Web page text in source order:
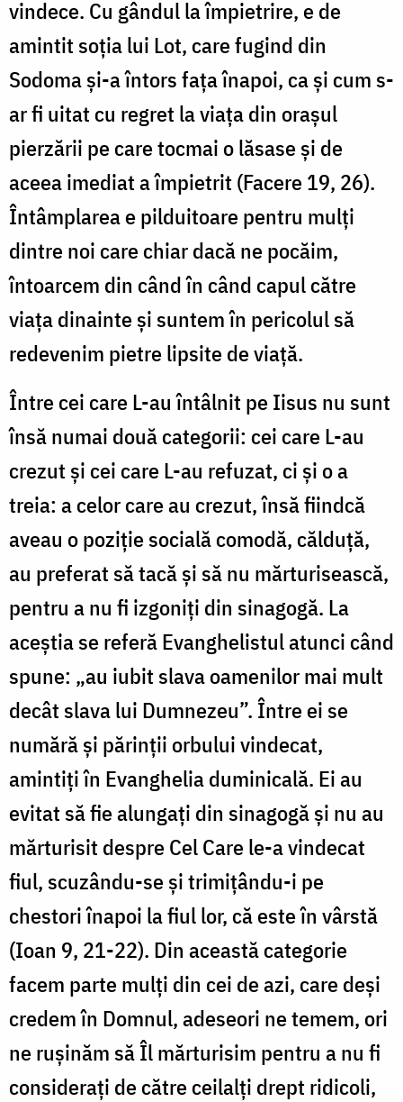
vindece. Cu gândul la împietrire, e de
amintit soția lui Lot, care fugind din
Sodoma și-a întors fața înapoi, ca și cum s-
ar fi uitat cu regret la viața din orașul
pierzării pe care tocmai o lăsase și de
aceea imediat a împietrit (Facere 19, 26).
Întâmplarea e pilduitoare pentru mulți
dintre noi care chiar dacă ne pocăim,
întoarcem din când în când capul către
viața dinainte și suntem în pericolul să
redevenim pietre lipsite de viață.
Între cei care L-au întâlnit pe Iisus nu sunt
însă numai două categorii: cei care L-au
crezut și cei care L-au refuzat, ci și o a
treia: a celor care au crezut, însă fiindcă
aveau o poziție socială comodă, călduță,
au preferat să tacă și să nu mărturisească,
pentru a nu fi izgoniți din sinagogă. La
aceștia se referă Evanghelistul atunci când
spune: „au iubit slava oamenilor mai mult
decât slava lui Dumnezeu”.Între ei se
numără și părinții orbului vindecat,
amintiți în Evanghelia duminicală. Ei au
evitat să fie alungați din sinagogă și nu au
mărturisit despre Cel Care le-a vindecat
fiul, scuzându-se și trimițându-i pe
chestori înapoi la fiul lor, că este în vârstă
(Ioan 9, 21-22). Din această categorie
facem parte mulți din cei de azi, care deși
credem în Domnul, adeseori ne temem, ori
ne rușinăm să Îl mărturisim pentru a nu fi
considerați de către ceilalți drept ridicoli,